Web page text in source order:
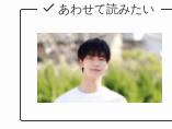
あわせて読みたい